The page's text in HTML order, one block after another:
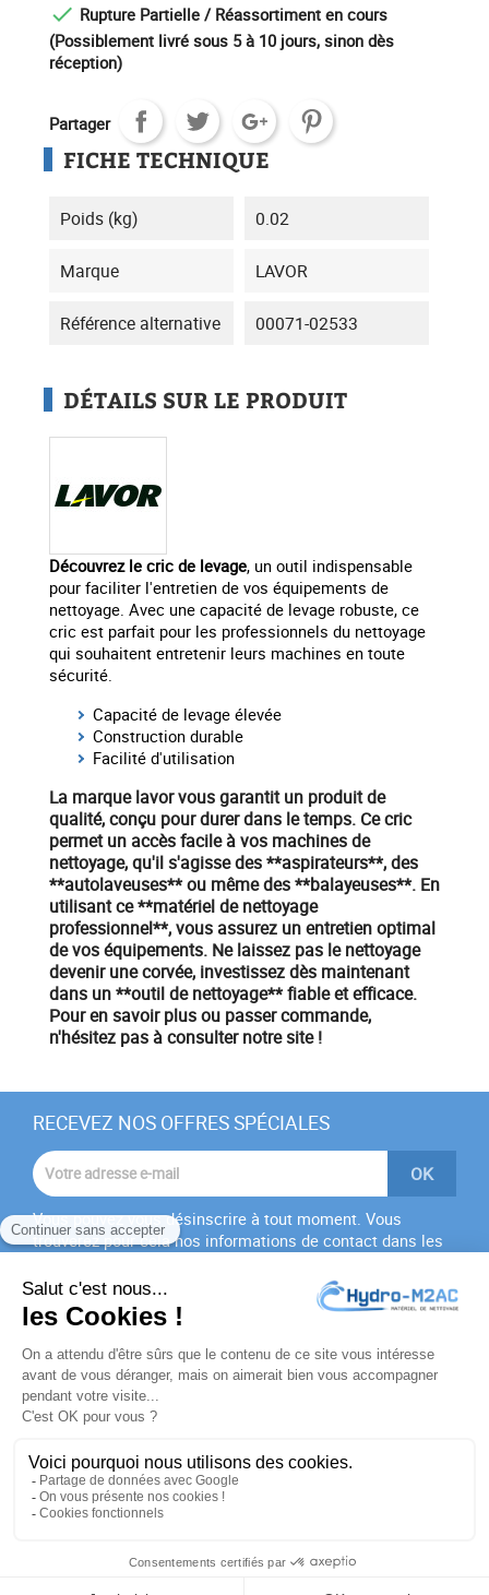
 Rupture Partielle / Réassortiment en cours
(Possiblement livré sous 5 à 10 jours, sinon dès
réception)
Partager
FICHE TECHNIQUE
Poids (kg) 0.02
Marque LAVOR
Référence alternative 00071-02533
DÉTAILS SUR LE PRODUIT
Découvrez le cric de levage, un outil indispensable
pour faciliter l'entretien de vos équipements de
nettoyage. Avec une capacité de levage robuste, ce
cric est parfait pour les professionnels du nettoyage
qui souhaitent entretenir leurs machines en toute
sécurité.
Capacité de levage élevée
Construction durable
Facilité d'utilisation
La marquelavorvous garantit un produit de
qualité, conçu pour durer dans le temps. Ce cric
permet un accès facile à vos machines de
nettoyage, qu'il s'agisse des **aspirateurs**, des
**autolaveuses** ou même des **balayeuses**. En
utilisant ce **matérielde nettoyage
professionnel**, vous assurez un entretien optimal
de vos équipements. Ne laissez pas le nettoyage
devenir une corvée, investissez dès maintenant
dans un **outil de nettoyage** fiable et efficace.
Pour en savoir plus ou passer commande,
n'hésitez pas à consulter notre site !
RECEVEZ NOS OFFRES SPÉCIALES
Vous pouvez vous désinscrire à tout moment. Vous
trouverez pour cela nos informations de contact dans les
J'accepte lesconditions générales
politique de
confidentialité
PRODUITS
NOTRE SOCIÉTÉ
VOTRE COMPTE